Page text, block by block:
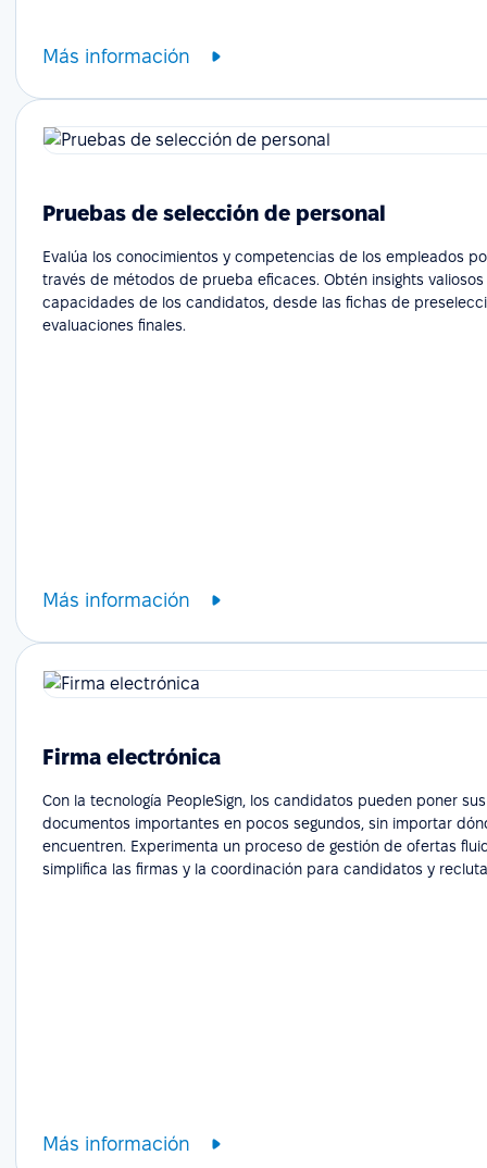
Más información
Pruebas de selección de personal
Evalúa los conocimientos y competencias de los empleados
través de métodos de prueba eficaces. Obtén insights
capacidades de los candidatos, desde las fichas de
evaluaciones finales.
Más información
Firma electrónica
Con la tecnología PeopleSign, los candidatos pueden poner
documentos importantes en pocos segundos, sin importar
encuentren. Experimenta un proceso de gestión de ofertas
simplifica las firmas y la coordinación para candidatos y
Más información